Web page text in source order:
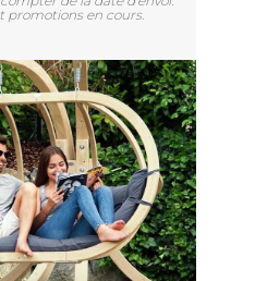
promotions en cours.